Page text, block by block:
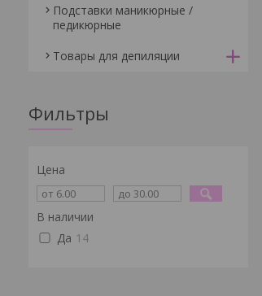
Подставки маникюрные /
педикюрные
Товары для депиляции
Фильтры
Цена
В наличии
Да 14